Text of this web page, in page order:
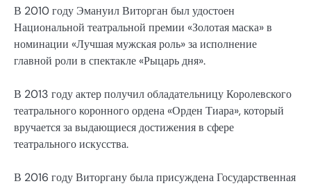
В 2010 году Эмануил Виторган был удостоен
Национальной театральной премии «Золотая маска» в
номинации «Лучшая мужская роль» за исполнение
главной роли в спектакле «Рыцарь дня».
В 2013 году актер получил обладательницу Королевского
театрального коронного ордена «Орден Тиара», который
вручается за выдающиеся достижения в сфере
театрального искусства.
В 2016 году Виторгану была присуждена Государственная